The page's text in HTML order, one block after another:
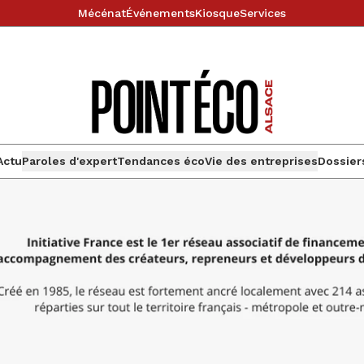
MécénatÉvénementsKiosqueServices
Paroles d'expertTendances écoVie des entreprises